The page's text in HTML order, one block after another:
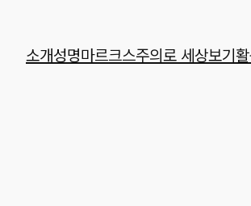
소개성명마르크스주의로 세상보기